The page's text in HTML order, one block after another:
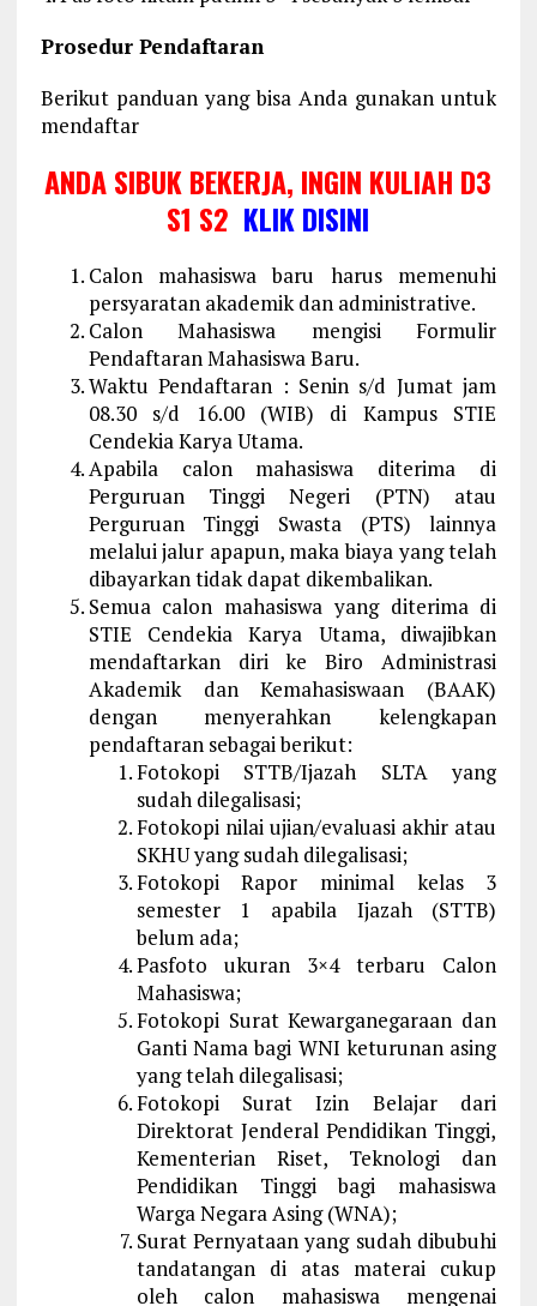
Prosedur Pendaftaran
Berikut panduan yang bisa Anda gunakan untuk
mendaftar
ANDA SIBUK BEKERJA, INGIN KULIAH D3
S1 S2 KLIK DISINI
Calon mahasiswa baru harus memenuhi
persyaratan akademik dan administrative.
Calon Mahasiswa mengisi Formulir
Pendaftaran Mahasiswa Baru.
Waktu Pendaftaran : Senin s/d Jumat jam
08.30 s/d 16.00 (WIB) di Kampus STIE
Cendekia Karya Utama.
Apabila calon mahasiswa diterima di
Perguruan Tinggi Negeri (PTN) atau
Perguruan Tinggi Swasta (PTS) lainnya
melalui jalur apapun, maka biaya yang telah
dibayarkan tidak dapat dikembalikan.
Semua calon mahasiswa yang diterima di
STIE Cendekia Karya Utama, diwajibkan
mendaftarkan diri ke Biro Administrasi
Akademik dan Kemahasiswaan (BAAK)
dengan menyerahkan kelengkapan
pendaftaran sebagai berikut:
Fotokopi STTB/Ijazah SLTA yang
sudah dilegalisasi;
Fotokopi nilai ujian/evaluasi akhir atau
SKHU yang sudah dilegalisasi;
Fotokopi Rapor minimal kelas 3
semester 1 apabila Ijazah (STTB)
belum ada;
Pasfoto ukuran 3×4 terbaru Calon
Mahasiswa;
Fotokopi Surat Kewarganegaraan dan
Ganti Nama bagi WNI keturunan asing
yang telah dilegalisasi;
Fotokopi Surat Izin Belajar dari
Direktorat Jenderal Pendidikan Tinggi,
Kementerian Riset, Teknologi dan
Pendidikan Tinggi bagi mahasiswa
Warga Negara Asing (WNA);
Surat Pernyataan yang sudah dibubuhi
tandatangan di atas materai cukup
oleh calon mahasiswa mengenai